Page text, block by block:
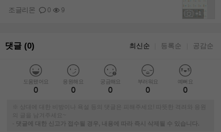
+1
0 9
조글리몬
댓글 (0) 최신순 등록순 공감순
도움됐어요
0
응원해요
0
궁금해요
0
부러워요
0
예뻐요
0
※ 상대에 대한 비방이나 욕설 등의 댓글은 피해주세요! 따뜻한 격려와 응원
-
댓글에 대한 신고가 접수될 경우, 내용에 따라 즉시 삭제될 수 있습니다.